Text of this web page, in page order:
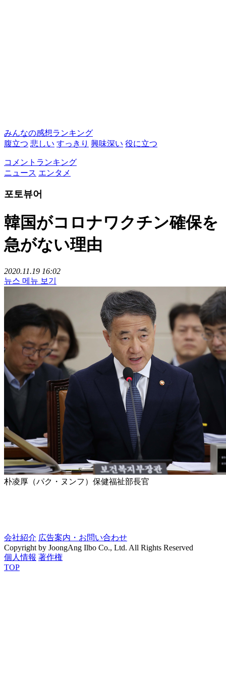
みんなの感想ランキング
腹立つ 悲しい すっきり 興味深い 役に立つ
コメントランキング
ニュース エンタメ
포토뷰어
韓国がコロナワクチン確保を
急がない理由
2020.11.19 16:02
뉴스 메뉴 보기
朴凌厚（パク・ヌンフ）保健福祉部長官
会社紹介 広告案内・お問い合わせ
Copyright by JoongAng Ilbo Co., Ltd. All Rights Reserved
個人情報 著作権
TOP